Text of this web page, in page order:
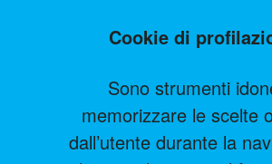
Cookie di
Sono strumenti
memorizzare le scelte
dall’utente durante la